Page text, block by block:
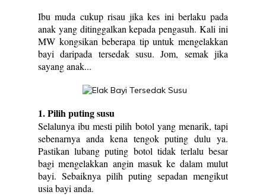
Ibu muda cukup risau jika kes ini berlaku pada
anak yang ditinggalkan kepada pengasuh. Kali ini
MW kongsikan beberapa tip untuk mengelakkan
bayi daripada tersedak susu. Jom, semak jika
sayang anak...
1. Pilih puting susu
Selalunya ibu mesti pilih botol yang menarik, tapi
sebenarnya anda kena tengok puting dulu ya.
Pastikan lubang puting botol tidak terlalu besar
bagi mengelakkan angin masuk ke dalam mulut
bayi. Sebaiknya pilih puting sepadan mengikut
usia bayi anda.